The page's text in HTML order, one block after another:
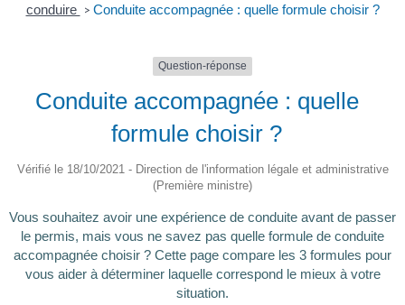
conduire > Conduite accompagnée : quelle formule choisir ?
Question-réponse
Conduite accompagnée : quelle
formule choisir ?
Vérifié le 18/10/2021 - Direction de l'information légale et administrative
(Première ministre)
Vous souhaitez avoir une expérience de conduite avant de passer
le permis, mais vous ne savez pas quelle formule de conduite
accompagnée choisir ? Cette page compare les 3 formules pour
vous aider à déterminer laquelle correspond le mieux à votre
situation.